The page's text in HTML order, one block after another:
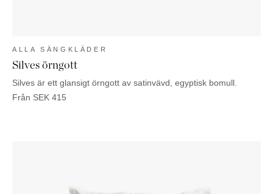
ALLA SÄNGKLÄDER
Silves örngott
Silves är ett glansigt örngott av satinvävd, egyptisk bomull.
Från SEK 415